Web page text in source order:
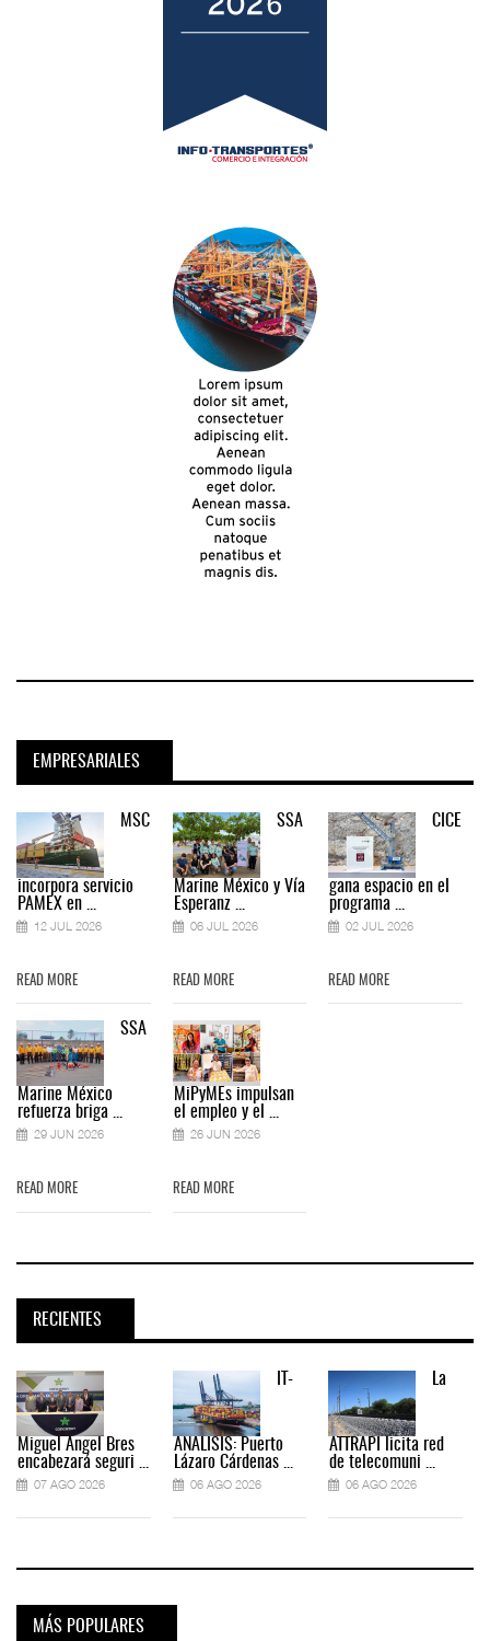
EMPRESARIALES
MSC
incorpora servicio
PAMEX en ...
12 JUL 2026
READ MORE
SSA
Marine México
refuerza briga ...
29 JUN 2026
READ MORE
SSA
Marine México y Vía
Esperanz ...
06 JUL 2026
READ MORE
MiPyMEs impulsan
el empleo y el ...
26 JUN 2026
READ MORE
CICE
gana espacio en el
programa ...
02 JUL 2026
READ MORE
RECIENTES
Miguel Ángel Bres
encabezará seguri ...
07 AGO 2026
IT-
ANÁLISIS: Puerto
Lázaro Cárdenas ...
06 AGO 2026
La
ATTRAPI licita red
de telecomuni ...
06 AGO 2026
MÁS POPULARES